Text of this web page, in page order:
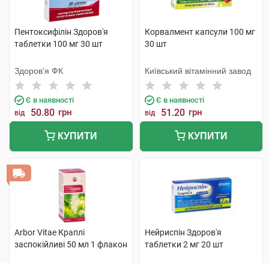
Пентоксифілін Здоров'я
таблетки 100 мг 30 шт
Здоров'я ФК
Є в наявності
від 50.80 грн
КУПИТИ
Корвалмент капсули 100 мг
30 шт
Київський вітамінний завод
Є в наявності
від 51.20 грн
КУПИТИ
Arbor Vitae Краплі
заспокійливі 50 мл 1 флакон
Нейриспін Здоров'я
таблетки 2 мг 20 шт